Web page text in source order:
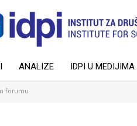
ANALIZE IDPI U MEDIJIMA
forumu